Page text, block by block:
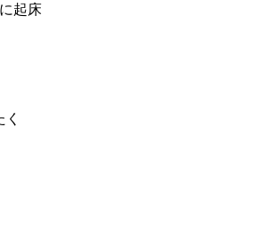
起床